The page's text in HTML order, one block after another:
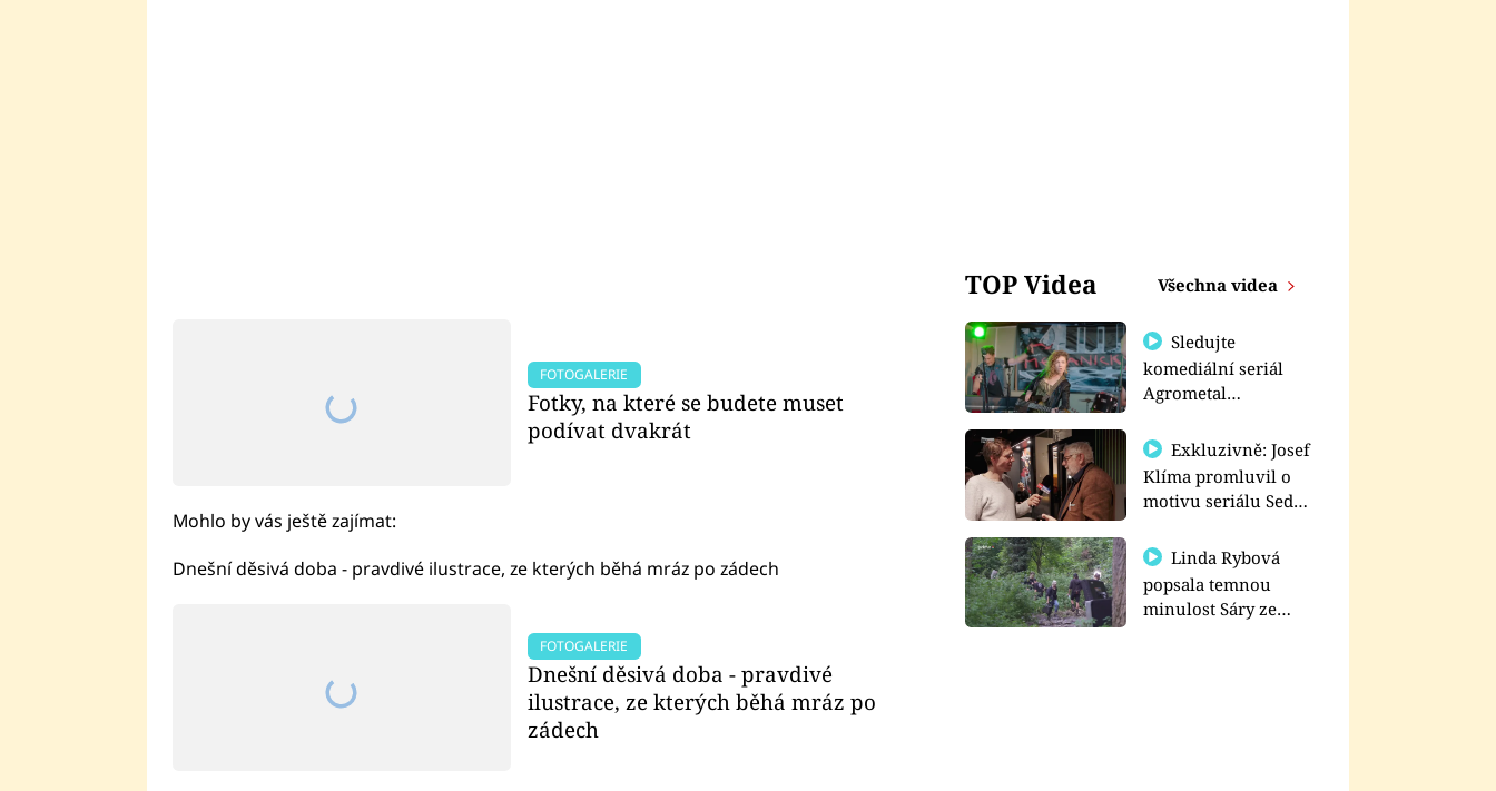
FOTOGALERIE
Fotky, na které se budete muset
podívat dvakrát
Mohlo by vás ještě zajímat:
Dnešní děsivá doba - pravdivé ilustrace, ze kterých běhá mráz po zádech
FOTOGALERIE
Dnešní děsivá doba - pravdivé
ilustrace, ze kterých běhá mráz po
zádech
TOP Videa Všechna videa
Sledujte
komediální seriál
Agrometal
prima+
Exkluzivně: Josef
Klíma promluvil o
motivu seriálu Sedm
Linda Rybová
popsala temnou
minulost Sáry ze